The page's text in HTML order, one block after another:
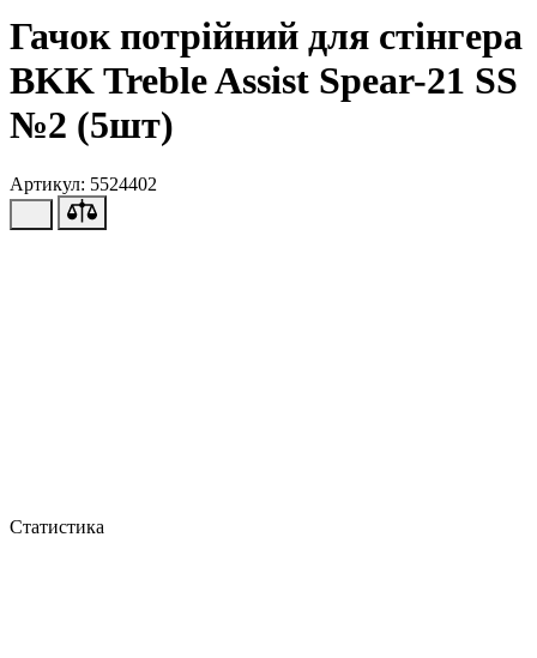
Гачок потрійний для стінгера
BKK Treble Assist Spear-21 SS
№2 (5шт)
Артикул: 5524402
Статистика